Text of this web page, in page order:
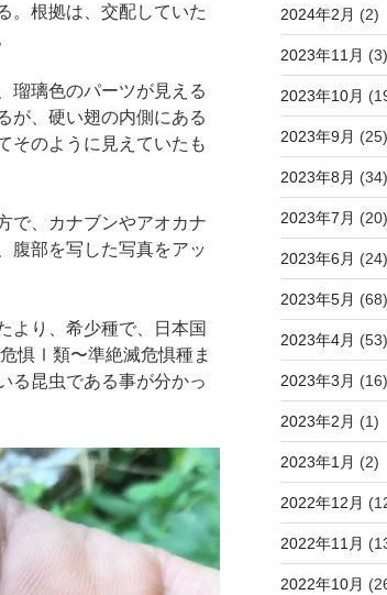
。根拠は、交配していた
瑠璃色のパーツが見える
が、硬い翅の内側にある
そのように見えていたも
で、カナブンやアオカナ
腹部を写した写真をアッ
り、希少種で、日本国
惧Ⅰ類〜準絶滅危惧種ま
る昆虫である事が分かっ
2024年2月 (2)
2023年11月 (3)
2023年10月
2023年9月 (25)
2023年8月 (34)
2023年7月 (20)
2023年6月 (24)
2023年5月 (68)
2023年4月 (53)
2023年3月 (16)
2023年2月 (1)
2023年1月 (2)
2022年12月
2022年11月
2022年10月